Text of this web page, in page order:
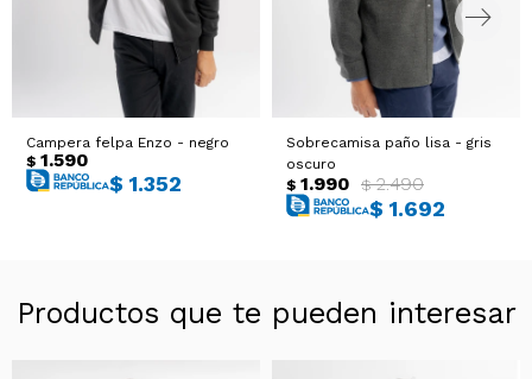
Campera felpa Enzo - negro
$ 1.590
$ 1.352
Sobrecamisa paño lisa - gris
oscuro
$ 1.990 $ 2.490
$ 1.692
Productos que te pueden interesar